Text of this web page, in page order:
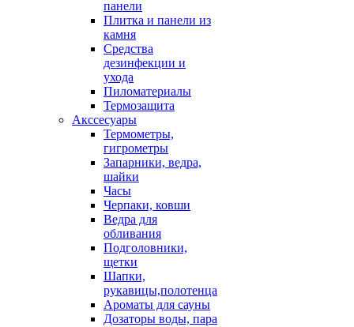
панели
Плитка и панели из
камня
Средства
дезинфекции и
ухода
Пиломатериалы
Термозащита
Аксcесуары
Термометры,
гигрометры
Запарники, ведра,
шайки
Часы
Черпаки, ковши
Ведра для
обливания
Подголовники,
щетки
Шапки,
рукавицы,полотенца
Ароматы для сауны
Дозаторы воды, пара